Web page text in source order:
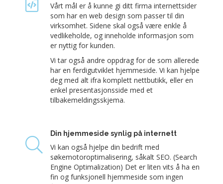
Vårt mål er å kunne gi ditt firma internettsider
som har en web design som passer til din
virksomhet. Sidene skal også være enkle å
vedlikeholde, og inneholde informasjon som
er nyttig for kunden.
Vi tar også andre oppdrag for de som allerede
har en ferdigutviklet hjemmeside. Vi kan hjelpe
deg med alt ifra komplett nettbutikk, eller en
enkel presentasjonsside med et
tilbakemeldingsskjema.
Din hjemmeside synlig på internett
Vi kan også hjelpe din bedrift med
søkemotoroptimalisering, såkalt SEO. (Search
Engine Optimalization) Det er liten vits å ha en
fin og funksjonell hjemmeside som ingen